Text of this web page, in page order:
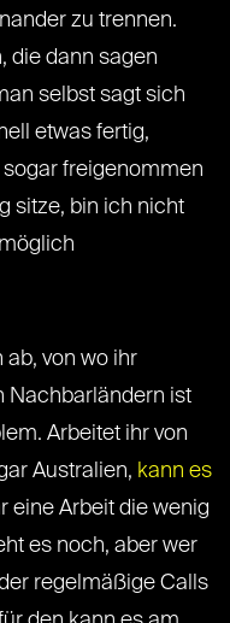
zu trennen.
die dann sagen
selbst sagt sich
etwas fertig,
freigenommen
sitze, bin ich nicht
ab, von wo ihr
Nachbarländern ist
Arbeitet ihr von
Australien, kann es
eine Arbeit die wenig
es noch, aber wer
regelmäßige Calls